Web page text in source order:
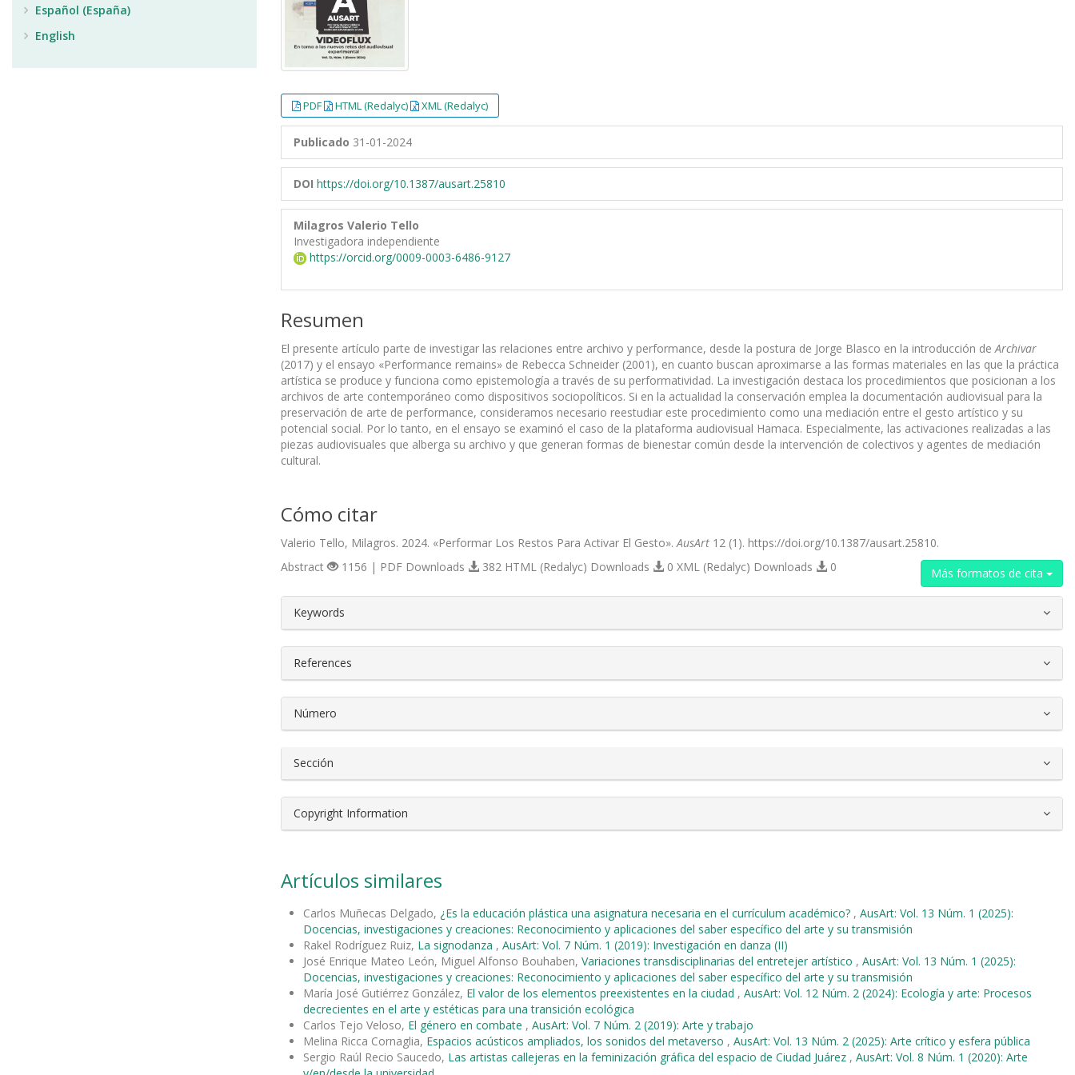
PDF HTML (Redalyc) XML (Redalyc)
Publicado 31-01-2024
DOI https://doi.org/10.1387/ausart.25810
Milagros Valerio Tello
Investigadora independiente
https://orcid.org/0009-0003-6486-9127
Resumen
El presente artículo parte de investigar las relaciones entre archivo y performance, desde la postura de Jorge Blasco en la introducción deArchivar
(2017) y el ensayo «Performance remains» de Rebecca Schneider (2001), en cuanto buscan aproximarse a las formas materiales en las que la práctica
artística se produce y funciona como epistemología a través de su performatividad. La investigación destaca los procedimientos que posicionan a los
archivos de arte contemporáneo como dispositivos sociopolíticos. Si en la actualidad la conservación emplea la documentación audiovisual para la
preservación de arte de performance, consideramos necesario reestudiar este procedimiento como una mediación entre el gesto artístico y su
potencial social. Por lo tanto, en el ensayo se examinó el caso de la plataforma audiovisual Hamaca. Especialmente, las activaciones realizadas a las
piezas audiovisuales que alberga su archivo y que generan formas de bienestar común desde la intervención de colectivos y agentes de mediación
cultural.
Cómo citar
Valerio Tello, Milagros. 2024. «Performar Los Restos Para Activar El Gesto».AusArt 12 (1). https://doi.org/10.1387/ausart.25810.
Más formatos de cita
Abstract 1156 | PDF Downloads 382 HTML (Redalyc) Downloads 0 XML (Redalyc) Downloads 0
##plugins.themes.bootstrap3.article.details##
Keywords
References
Número
Sección
Copyright Information
Artículos similares
Carlos Muñecas Delgado, ¿Es la educación plástica una asignatura necesaria en el currículum académico? , AusArt: Vol. 13 Núm. 1 (2025):
Docencias, investigaciones y creaciones: Reconocimiento y aplicaciones del saber específico del arte y su transmisión
Rakel Rodríguez Ruiz, La signodanza , AusArt: Vol. 7 Núm. 1 (2019): Investigación en danza (II)
José Enrique Mateo León, Miguel Alfonso Bouhaben, Variaciones transdisciplinarias del entretejer artístico , AusArt: Vol. 13 Núm. 1 (2025):
Docencias, investigaciones y creaciones: Reconocimiento y aplicaciones del saber específico del arte y su transmisión
María José Gutiérrez González, El valor de los elementos preexistentes en la ciudad , AusArt: Vol. 12 Núm. 2 (2024): Ecología y arte: Procesos
decrecientes en el arte y estéticas para una transición ecológica
Carlos Tejo Veloso, El género en combate , AusArt: Vol. 7 Núm. 2 (2019): Arte y trabajo
Melina Ricca Cornaglia, Espacios acústicos ampliados, los sonidos del metaverso , AusArt: Vol. 13 Núm. 2 (2025): Arte crítico y esfera pública
Sergio Raúl Recio Saucedo, Las artistas callejeras en la feminización gráfica del espacio de Ciudad Juárez , AusArt: Vol. 8 Núm. 1 (2020): Arte
Español (España)
English